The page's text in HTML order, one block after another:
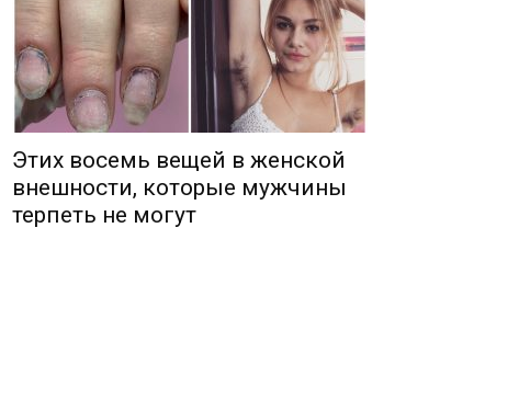
Этих восемь вещей в женской
внешности, которые мужчины
терпеть не могут